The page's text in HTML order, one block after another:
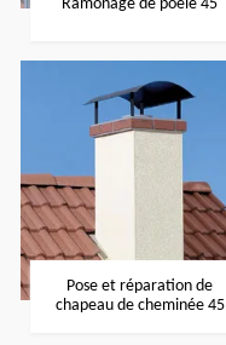
Ramonage de poêle 45
Pose et réparation de
chapeau de cheminée 45